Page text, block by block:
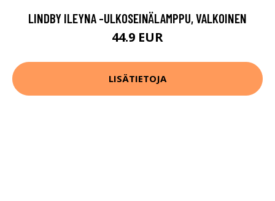
LINDBY ILEYNA -ULKOSEINÄLAMPPU, VALKOINEN
44.9 EUR
LISÄTIETOJA